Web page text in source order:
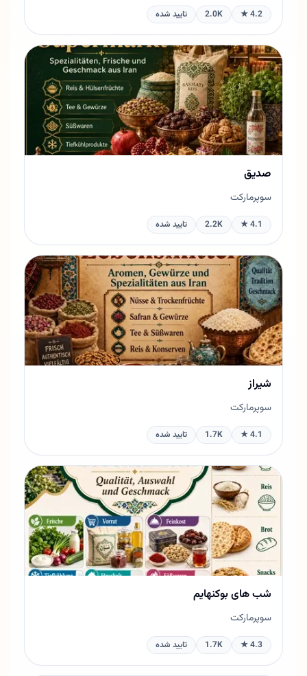
4.2 ★
2.0K تایید شده
صدیق
سوپرمارکت
4.1 ★
2.2K تایید شده
شیراز
سوپرمارکت
4.1 ★
1.7K تایید شده
شب های بوکنهایم
سوپرمارکت
4.3 ★
1.7K تایید شده